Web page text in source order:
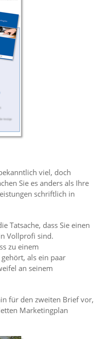
viel, doch
Sie es anders als Ihre
schriftlich in
Tatsache, dass Sie einen
Vollprofi sind.
zu einem
als ein paar
an seinem
für den zweiten Brief vor,
Marketingplan